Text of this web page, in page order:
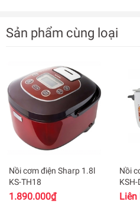
Thân nồi được làm bằng nhựa PP
chịu lực tốt. Nồi cơm có bề mặt
dàng lau chùi và cách nhiệt tối đa,
nồi đang nấu.
Sản phẩm cùng loại
Nồi cơm điện Sharp 1.8l
KS-TH18
1.890.000₫
Nồi
Liên